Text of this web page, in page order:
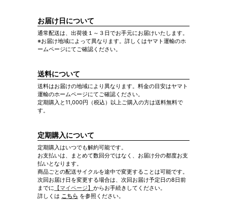
お届け日について
通常配送は、出荷後１～３日でお手元にお届けいたします。
※お届け地域によって異なります。詳しくはヤマト運輸のホ
ームページにてご確認ください。
送料について
送料はお届けの地域により異なります。料金の目安はヤマト
運輸のホームページにてご確認ください。
定期購入と11,000円（税込）以上ご購入の方は送料無料で
す。
定期購入について
定期購入はいつでも解約可能です。
お支払いは、まとめて数回分ではなく、お届け分の都度お支
払いとなります。
商品ごとの配送サイクルを途中で変更することは可能です。
次回お届け日を変更する場合は、次回お届け予定日の8日前
までに 【マイページ】 からお手続きしてください。
詳しくは こちら を参照ください。